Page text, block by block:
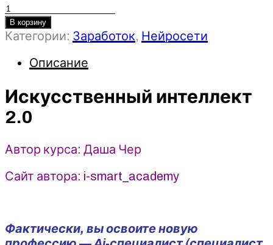
Количество
товара
Искусственный
2.0
Даша
Чер
(2025)
smart-
В корзину
Категории: Заработок, Нейросети
Описание
Искусственный интеллект
2.0
Автор курса: Даша Чер
Сайт автора: i-smart_academy
Фактически, вы освоите новую